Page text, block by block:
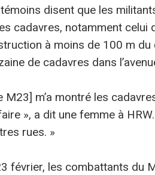
disent que les
cadavres, notamment celui
à moins de 100 m du
de cadavres dans
M23] m’a montré les
», a dit une femme à
rues. »
février, les combattants du